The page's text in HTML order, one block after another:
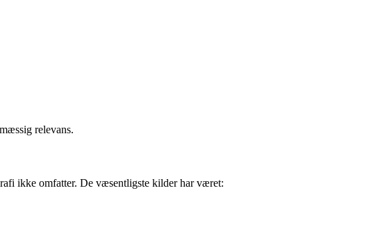
relevans.
ikke omfatter. De væsentligste kilder har været: